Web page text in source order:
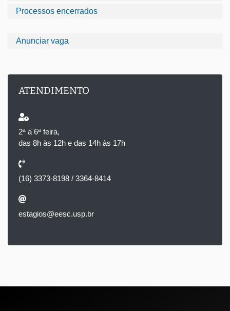
Processos encerrados
Anunciar vaga
ATENDIMENTO
2ª a 6ª feira,
das 8h às 12h e das 14h às 17h
(16) 3373-8198 / 3364-8414
estagios@eesc.usp.br